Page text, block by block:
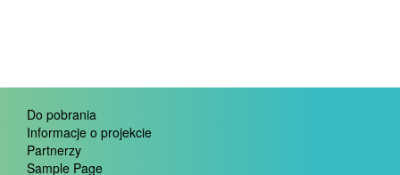
Do pobrania
Informacje o projekcie
Partnerzy
Sample Page